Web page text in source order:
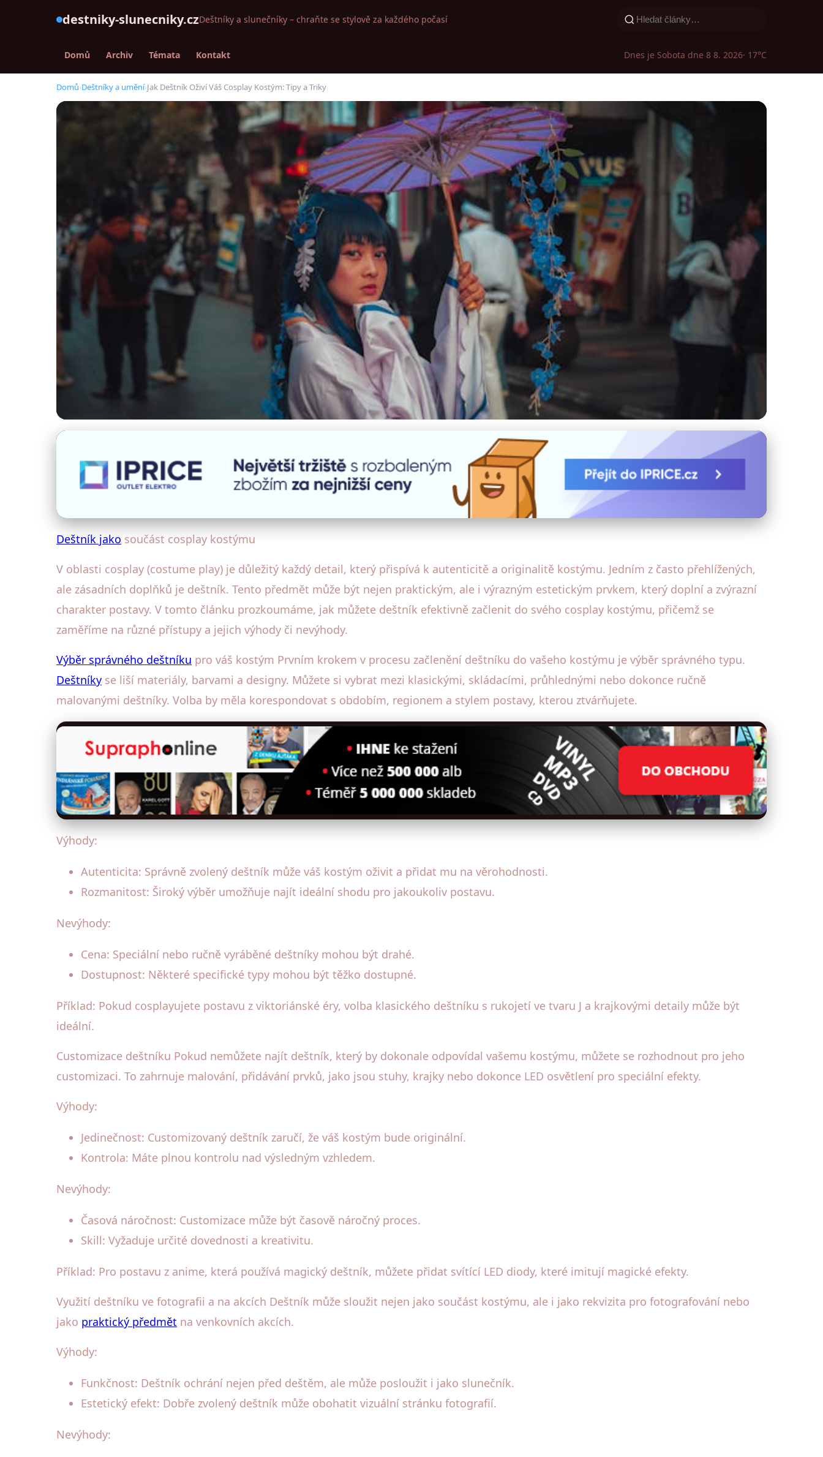
destniky-slunecniky.czDeštníky a slunečníky – chraňte se stylově za každého počasí
Domů Archiv Témata Kontakt Dnes je Sobota dne 8 8. 2026· 17°C
Domů›Deštníky a umění›Jak Deštník Oživí Váš Cosplay Kostým: Tipy a Triky
Jak Deštník Oživí Váš Cosplay Kostým: Tipy a Triky
Deštník jako součást cosplay kostýmu
V oblasti cosplay (costume play) je důležitý každý detail, který přispívá k autenticitě a originalitě kostýmu. Jedním z často přehlížených,
ale zásadních doplňků je deštník. Tento předmět může být nejen praktickým, ale i výrazným estetickým prvkem, který doplní a zvýrazní
charakter postavy. V tomto článku prozkoumáme, jak můžete deštník efektivně začlenit do svého cosplay kostýmu, přičemž se
zaměříme na různé přístupy a jejich výhody či nevýhody.
Výběr správného deštníku pro váš kostým Prvním krokem v procesu začlenění deštníku do vašeho kostýmu je výběr správného typu.
Deštníky se liší materiály, barvami a designy. Můžete si vybrat mezi klasickými, skládacími, průhlednými nebo dokonce ručně
malovanými deštníky. Volba by měla korespondovat s obdobím, regionem a stylem postavy, kterou ztvárňujete.
Výhody:
Autenticita: Správně zvolený deštník může váš kostým oživit a přidat mu na věrohodnosti.
Rozmanitost: Široký výběr umožňuje najít ideální shodu pro jakoukoliv postavu.
Nevýhody:
Cena: Speciální nebo ručně vyráběné deštníky mohou být drahé.
Dostupnost: Některé specifické typy mohou být těžko dostupné.
Příklad: Pokud cosplayujete postavu z viktoriánské éry, volba klasického deštníku s rukojetí ve tvaru J a krajkovými detaily může být
ideální.
Customizace deštníku Pokud nemůžete najít deštník, který by dokonale odpovídal vašemu kostýmu, můžete se rozhodnout pro jeho
customizaci. To zahrnuje malování, přidávání prvků, jako jsou stuhy, krajky nebo dokonce LED osvětlení pro speciální efekty.
Výhody:
Jedinečnost: Customizovaný deštník zaručí, že váš kostým bude originální.
Kontrola: Máte plnou kontrolu nad výsledným vzhledem.
Nevýhody:
Časová náročnost: Customizace může být časově náročný proces.
Skill: Vyžaduje určité dovednosti a kreativitu.
Příklad: Pro postavu z anime, která používá magický deštník, můžete přidat svítící LED diody, které imitují magické efekty.
Využití deštníku ve fotografii a na akcích Deštník může sloužit nejen jako součást kostýmu, ale i jako rekvizita pro fotografování nebo
jako praktický předmět na venkovních akcích.
Výhody:
Funkčnost: Deštník ochrání nejen před deštěm, ale může posloužit i jako slunečník.
Estetický efekt: Dobře zvolený deštník může obohatit vizuální stránku fotografií.
Nevýhody: